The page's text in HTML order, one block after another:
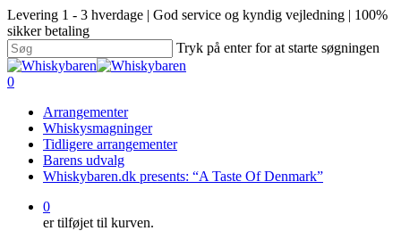
Levering 1 - 3 hverdage | God service og kyndig vejledning | 100%
sikker betaling
Tryk på enter for at starte søgningen
0
Arrangementer
Whiskysmagninger
Tidligere arrangementer
Barens udvalg
Whiskybaren.dk presents: “A Taste Of Denmark”
0
er tilføjet til kurven.